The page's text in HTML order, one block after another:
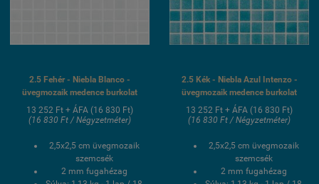
2.5 Fehér - Niebla Blanco -
üvegmozaik medence burkolat
13 252 Ft + ÁFA (16 830 Ft)
(16 830 Ft / Négyzetméter)
2,5x2,5 cm üvegmozaik
szemcsék
2 mm fugahézag
2.5 Kék - Niebla Azul Intenzo -
üvegmozaik medence burkolat
13 252 Ft + ÁFA (16 830 Ft)
(16 830 Ft / Négyzetméter)
2,5x2,5 cm üvegmozaik
szemcsék
2 mm fugahézag